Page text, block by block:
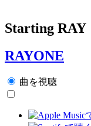
Starting RAY
RAYONE
曲を視聴